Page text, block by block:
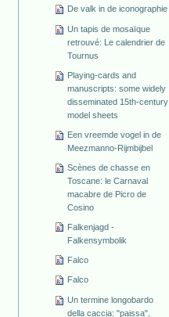
De valk in de iconographie
Un tapis de mosaïque
retrouvé: Le calendrier de
Tournus
Playing-cards and
manuscripts: some widely
disseminated 15th-century
model sheets
Een vreemde vogel in de
Meezmanno-Rijmbijbel
Scènes de chasse en
Toscane: le Carnaval
macabre de Picro de
Cosino
Falkenjagd -
Falkensymbolik
Falco
Falco
Un termine longobardo
della caccia: "paissa",